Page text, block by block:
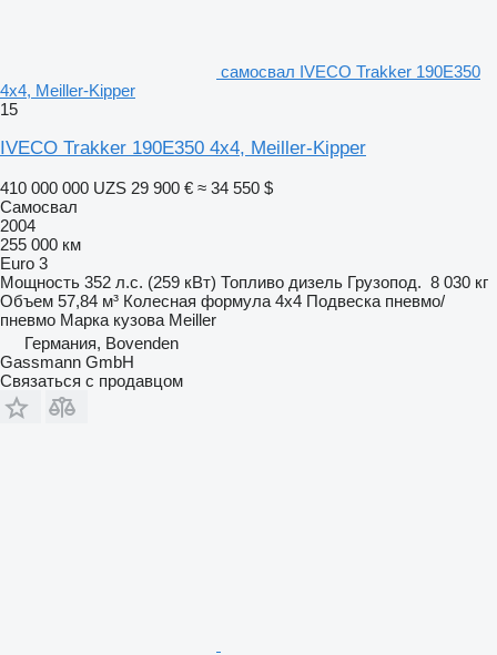
самосвал IVECO Trakker 190E350
4x4, Meiller-Kipper
15
IVECO Trakker 190E350 4x4, Meiller-Kipper
410 000 000 UZS 29 900 € ≈ 34 550 $
Самосвал
2004
255 000 км
Euro 3
Мощность 352 л.с. (259 кВт) Топливо дизель Грузопод. 8 030 кг
Объем 57,84 м³ Колесная формула 4x4 Подвеска пневмо/
пневмо Марка кузова Meiller
Германия, Bovenden
Gassmann GmbH
Связаться с продавцом